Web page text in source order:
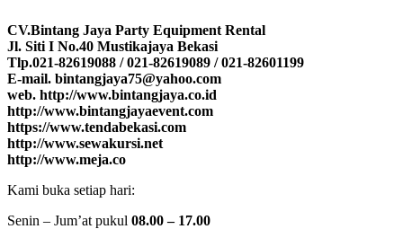
CV.Bintang Jaya Party Equipment Rental
Jl. Siti I No.40 Mustikajaya Bekasi
Tlp.021-82619088 / 021-82619089 / 021-82601199
E-mail. bintangjaya75@yahoo.com
web. http://www.bintangjaya.co.id
http://www.bintangjayaevent.com
https://www.tendabekasi.com
http://www.sewakursi.net
http://www.meja.co
Kami buka setiap hari:
Senin – Jum’at pukul 08.00 – 17.00